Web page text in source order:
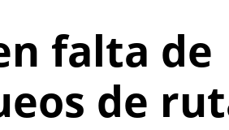
falta de
de